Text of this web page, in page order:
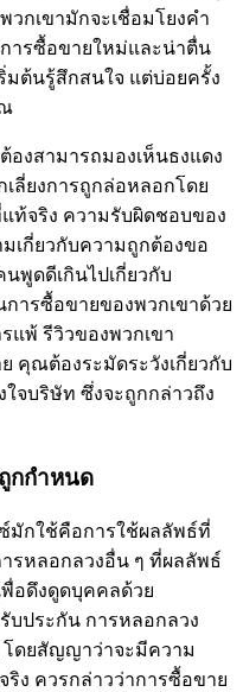
กเขามักจะเชื่อมโยงคำ
ารซื้อขายใหม่และน่าตื่น
มต้นรู้สึกสนใจ แต่บ่อยครั้ง
องสามารถมองเห็นธงแดง
ลี่ยงการถูกล่อหลอกโดย
ท้จริง ความรับผิดชอบของ
เกี่ยวกับความถูกต้องขอ
พูดดีเกินไปเกี่ยวกับ
ารซื้อขายของพวกเขาด้วย
แพ้ รีวิวของพวกเขา
คุณต้องระมัดระวังเกี่ยวกับ
จบริษัท ซึ่งจะถูกกล่าวถึง
กกำหนด
มักใช้คือการใช้ผลลัพธ์ที่
รหลอกลวงอื่น ๆ ที่ผลลัพธ์
อดึงดูดบุคคลด้วย
บประกัน การหลอกลวง
โดยสัญญาว่าจะมีความ
ริง ควรกล่าวว่าการซื้อขาย